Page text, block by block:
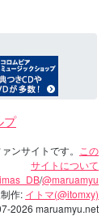
プ
ンサイトです。
この
サイトについて
/@maruamyu
作: イトマ(@itomxy)
2026 maruamyu.net